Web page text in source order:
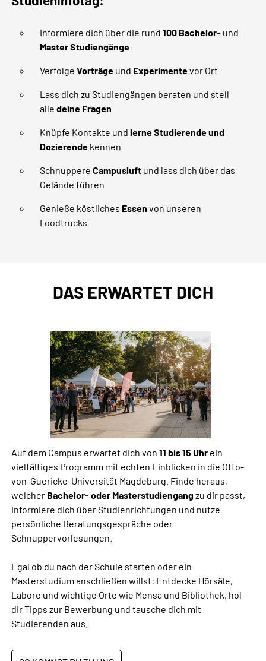
Informiere dich über die rund 100 Bachelor- und
Master Studiengänge
VerfolgeVorträge und Experimentevor Ort
Lass dich zu Studiengängen beraten und stell
alle deine Fragen
Knüpfe Kontakte undlerne Studierende und
Dozierende kennen
SchnuppereCampusluft und lass dich über das
Gelände führen
Genieße köstliches Essen von unseren
Foodtrucks
DAS ERWARTET DICH
Auf dem Campus erwartet dich von11 bis 15 Uhr ein
vielfältiges Programm mit echten Einblicken in die Otto-
von-Guericke-Universität Magdeburg. Finde heraus,
welcher Bachelor- oder Masterstudiengangzu dir passt,
informiere dich über Studienrichtungen und nutze
persönliche Beratungsgespräche oder
Schnuppervorlesungen.
Egal ob du nach der Schule starten oder ein
Masterstudium anschließen willst: Entdecke Hörsäle,
Labore und wichtige Orte wie Mensa und Bibliothek, hol
dir Tipps zur Bewerbung und tausche dich mit
Studierenden aus.